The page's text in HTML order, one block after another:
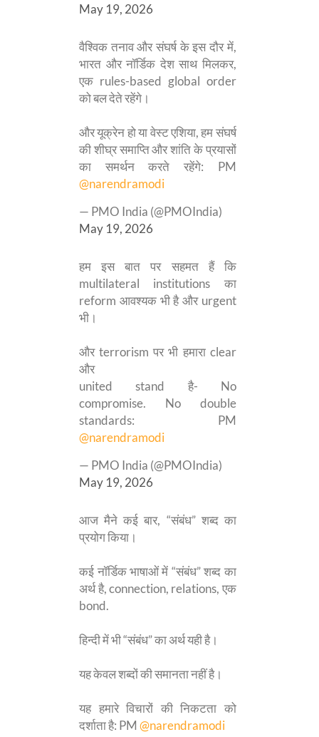
May 19, 2026
वैश्विक तनाव और संघर्ष के इस दौर में,
भारत और नॉर्डिक देश साथ मिलकर,
एक rules-based global order
को बल देते रहेंगे।
और यूक्रेन हो या वेस्ट एशिया, हम संघर्ष
की शीघ्र समाप्ति और शांति के प्रयासों
का समर्थन करते रहेंगे: PM
@narendramodi
— PMO India (@PMOIndia)
May 19, 2026
हम इस बात पर सहमत हैं कि
multilateral institutions का
reform आवश्यक भी है और urgent
भी।
और terrorism पर भी हमारा clear
और
united stand है- No
compromise. No double
standards: PM
@narendramodi
— PMO India (@PMOIndia)
May 19, 2026
आज मैने कई बार, “संबंध” शब्द का
प्रयोग किया।
कई नॉर्डिक भाषाओं में “संबंध” शब्द का
अर्थ है, connection, relations, एक
bond.
हिन्दी में भी “संबंध” का अर्थ यही है।
यह केवल शब्दों की समानता नहीं है।
यह हमारे विचारों की निकटता को
दर्शाता है: PM@narendramodi